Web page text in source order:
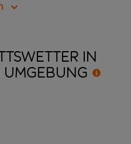
IN
UMGEBUNG